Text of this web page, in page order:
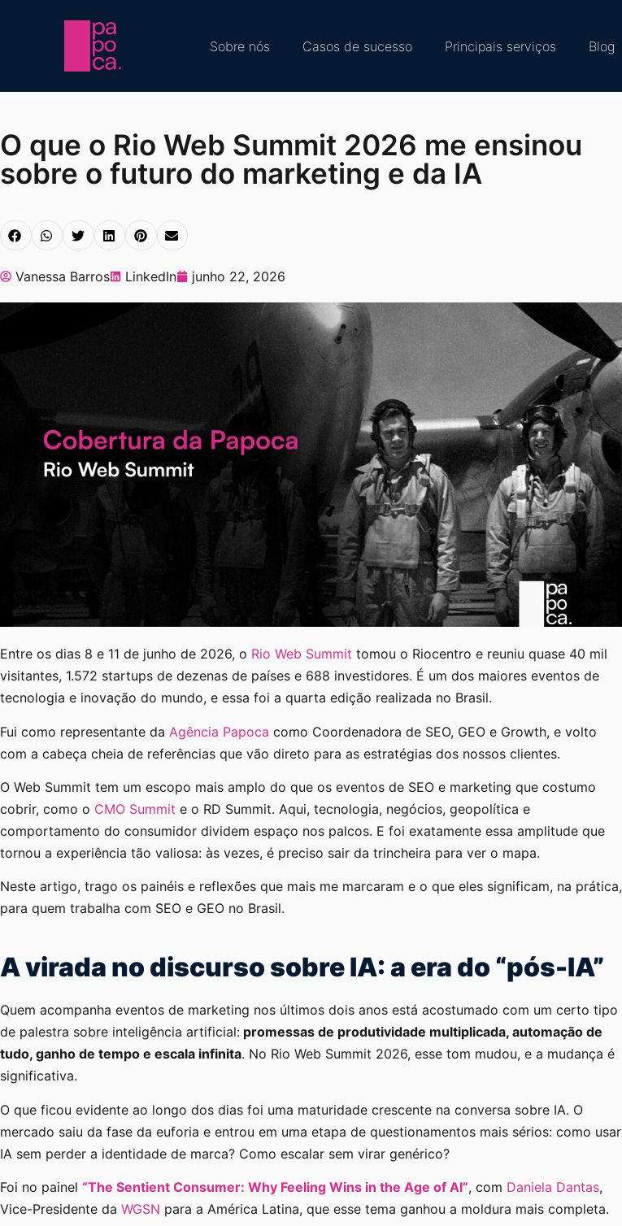
Sobre nós Casos de sucesso Principais serviços Blog
O que o Rio Web Summit 2026 me ensinou
sobre o futuro do marketing e da IA
Vanessa Barros LinkedIn junho 22, 2026
Entre os dias 8 e 11 de junho de 2026, o Rio Web Summit tomou o Riocentro e reuniu quase 40 mil
visitantes, 1.572 startups de dezenas de países e 688 investidores. É um dos maiores eventos de
tecnologia e inovação do mundo, e essa foi a quarta edição realizada no Brasil.
Fui como representante da Agência Papoca como Coordenadora de SEO, GEO e Growth, e volto
com a cabeça cheia de referências que vão direto para as estratégias dos nossos clientes.
O Web Summit tem um escopo mais amplo do que os eventos de SEO e marketing que costumo
cobrir, como o CMO Summit e o RD Summit. Aqui, tecnologia, negócios, geopolítica e
comportamento do consumidor dividem espaço nos palcos. E foi exatamente essa amplitude que
tornou a experiência tão valiosa: às vezes, é preciso sair da trincheira para ver o mapa.
Neste artigo, trago os painéis e reflexões que mais me marcaram e o que eles significam, na prática,
para quem trabalha com SEO e GEO no Brasil.
A virada no discurso sobre IA: a era do “pós-IA”
Quem acompanha eventos de marketing nos últimos dois anos está acostumado com um certo tipo
de palestra sobre inteligência artificial: promessas de produtividade multiplicada, automação de
tudo, ganho de tempo e escala infinita. No Rio Web Summit 2026, esse tom mudou, e a mudança é
significativa.
O que ficou evidente ao longo dos dias foi uma maturidade crescente na conversa sobre IA. O
mercado saiu da fase da euforia e entrou em uma etapa de questionamentos mais sérios: como usar
IA sem perder a identidade de marca? Como escalar sem virar genérico?
Foi no painel “The Sentient Consumer: Why Feeling Wins in the Age of AI”, com Daniela Dantas,
Vice-Presidente da WGSN para a América Latina, que esse tema ganhou a moldura mais completa.